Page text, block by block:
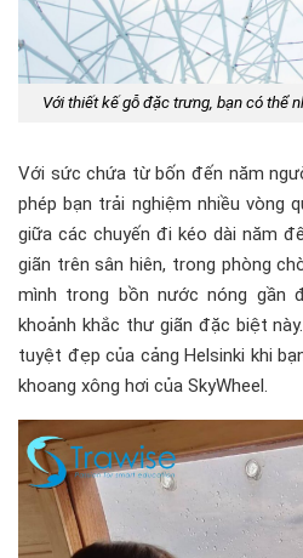
Với thiết kế gỗ đặc trưng, bạn có thể
Với sức chứa từ bốn đến năm
phép bạn trải nghiệm nhiều vòng
giữa các chuyến đi kéo dài năm
giãn trên sân hiên, trong phòng
mình trong bồn nước nóng gần
khoảnh khắc thư giãn đặc biệt
tuyệt đẹp của cảng Helsinki khi
khoang xông hơi của SkyWheel.